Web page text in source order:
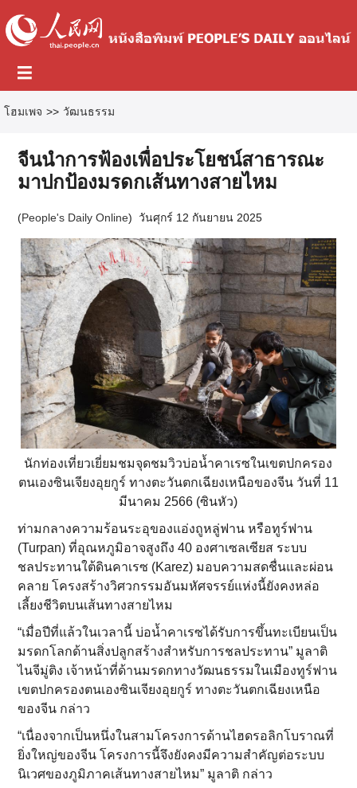
โฮมเพจ >> วัฒนธรรม
จีนนำการฟ้องเพื่อประโยชน์สาธารณะ
มาปกป้องมรดกเส้นทางสายไหม
(People's Daily Online) วันศุกร์ 12 กันยายน 2025
นักท่องเที่ยวเยี่ยมชมจุดชมวิวบ่อน้ำคาเรซในเขตปกครอง
ตนเองซินเจียงอุยกูร์ ทางตะวันตกเฉียงเหนือของจีน วันที่ 11
มีนาคม 2566 (ซินหัว)
ท่ามกลางความร้อนระอุของแอ่งถูหลู่ฟาน หรือทูร์ฟาน
(Turpan) ที่อุณหภูมิอาจสูงถึง 40 องศาเซลเซียส ระบบ
ชลประทานใต้ดินคาเรซ (Karez) มอบความสดชื่นและผ่อน
คลาย โครงสร้างวิศวกรรมอันมหัศจรรย์แห่งนี้ยังคงหล่อ
เลี้ยงชีวิตบนเส้นทางสายไหม
“เมื่อปีที่แล้วในเวลานี้ บ่อน้ำคาเรซได้รับการขึ้นทะเบียนเป็น
มรดกโลกด้านสิ่งปลูกสร้างสำหรับการชลประทาน” มูลาติ
ไนจีมู่ติง เจ้าหน้าที่ด้านมรดกทางวัฒนธรรมในเมืองทูร์ฟาน
เขตปกครองตนเองซินเจียงอุยกูร์ ทางตะวันตกเฉียงเหนือ
ของจีน กล่าว
“เนื่องจากเป็นหนึ่งในสามโครงการด้านไฮดรอลิกโบราณที่
ยิ่งใหญ่ของจีน โครงการนี้จึงยังคงมีความสำคัญต่อระบบ
นิเวศของภูมิภาคเส้นทางสายไหม” มูลาติ กล่าว